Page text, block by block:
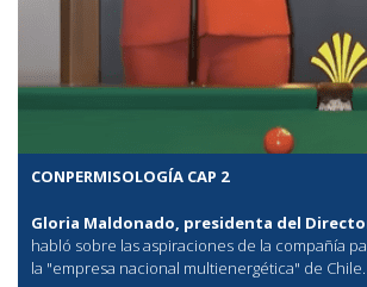
CONPERMISOLOGÍA CAP 2
Gloria Maldonado, presidenta del
habló sobre las aspiraciones de la compañía
la "empresa nacional multienergética" de Chile.